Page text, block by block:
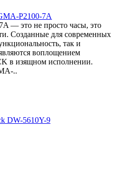
P2100-7A
— это не просто часы, это
Созданные для современных
так и
воплощением
в изящном исполнении.
..